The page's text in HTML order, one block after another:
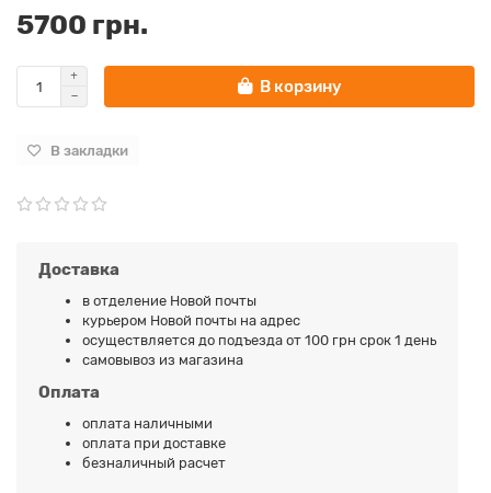
5700 грн.
В корзину
В закладки
Доставка
в отделение Новой почты
курьером Новой почты на адрес
осуществляется до подъезда от 100 грн срок 1 день
самовывоз из магазина
Оплата
оплата наличными
оплата при доставке
безналичный расчет